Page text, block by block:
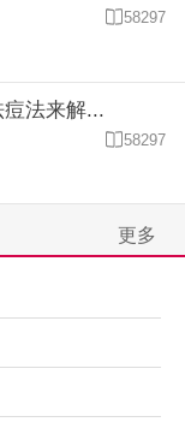
58297
痘法来解...
58297
更多